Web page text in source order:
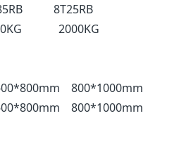
8T25RB
2000KG
800*1000mm
800*1000mm